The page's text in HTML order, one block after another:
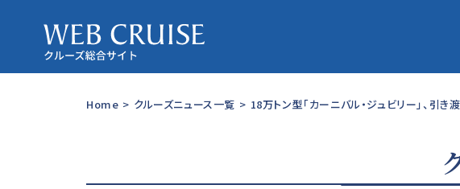
Home > クルーズニュース一覧 > 18万トン型「カーニバル・ジュビリー」、引き